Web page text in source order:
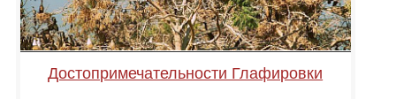
Достопримечательности Глафировки